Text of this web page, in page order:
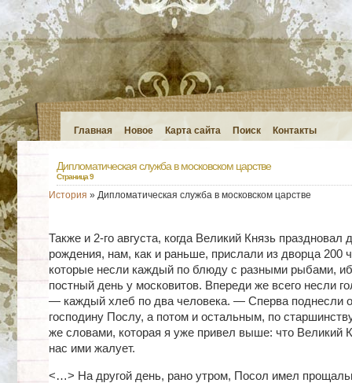
Главная Новое Карта сайта Поиск Контакты
Дипломатическая служба в московском царстве
Страница 9
История » Дипломатическая служба в московском царстве
Также и 2-го августа, когда Великий Князь праздновал
рождения, нам, как и раньше, прислали из дворца 200
которые несли каждый по блюду с разными рыбами,
постный день у московитов. Впереди же всего несли
— каждый хлеб по два человека. — Сперва поднесли
господину Послу, а потом и остальным, по
же словами, которая я уже привел выше: что Великий
нас ими жалует.
<…> На другой день, рано утром, Посол имел